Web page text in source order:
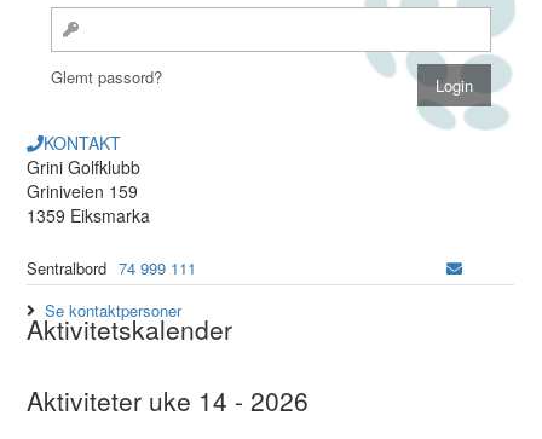
Glemt passord?
KONTAKT
Grini Golfklubb
Griniveien 159
1359 Eiksmarka
Sentralbord 74 999 111
Se kontaktpersoner
Aktivitetskalender
Aktiviteter uke 14 - 2026